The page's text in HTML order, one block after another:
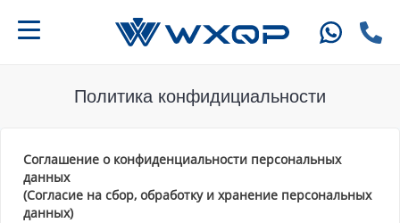
Политика конфидициальности
Соглашение о конфиденциальности персональных
данных
(Согласие на сбор, обработку и хранение персональных
данных)